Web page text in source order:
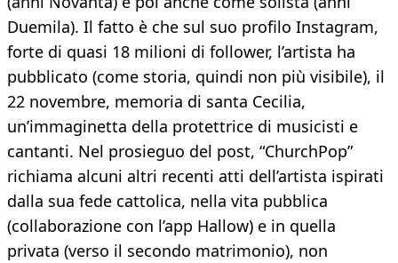
Duemila). Il fatto è che sul suo profilo Instagram,
forte di quasi 18 milioni di follower, l’artista ha
pubblicato (come storia, quindi non più visibile), il
22 novembre, memoria di santa Cecilia,
un’immaginetta della protettrice di musicisti e
cantanti. Nel prosieguo del post, “ChurchPop”
richiama alcuni altri recenti atti dell’artista ispirati
dalla sua fede cattolica, nella vita pubblica
(collaborazione con l’app Hallow) e in quella
privata (verso il secondo matrimonio), non